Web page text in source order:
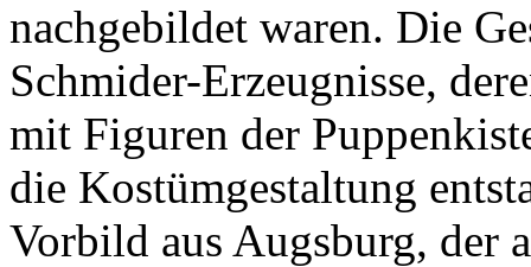
nachgebildet waren. Die
Schmider-Erzeugnisse,
mit Figuren der
die Kostümgestaltung
Vorbild aus Augsburg, der